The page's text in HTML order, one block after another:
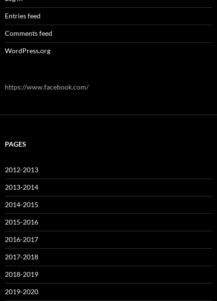
Entries feed
Comments feed
WordPress.org
https://www.facebook.com/
PAGES
2012-2013
2013-2014
2014-2015
2015-2016
2016-2017
2017-2018
2018-2019
2019-2020